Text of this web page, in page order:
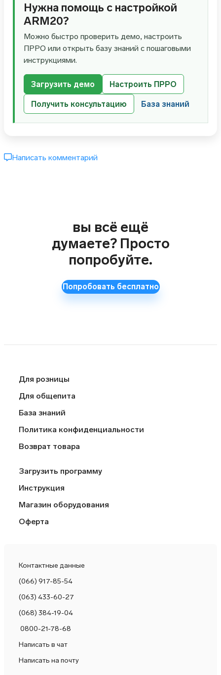
Нужна помощь с настройкой
ARM20?
Можно быстро проверить демо, настроить
ПРРО или открыть базу знаний с пошаговыми
инструкциями.
Загрузить демо Настроить ПРРО
Получить консультацию База знаний
Написать комментарий
вы всё ещё
думаете? Просто
попробуйте.
Попробовать бесплатно
Для розницы
Для общепита
База знаний
Политика конфиденциальности
Возврат товара
Загрузить программу
Инструкция
Магазин оборудования
Оферта
Контактные данные
(066) 917-85-54
(063) 433-60-27
(068) 384-19-04
0800-21-78-68
Написать в чат
Написать на почту